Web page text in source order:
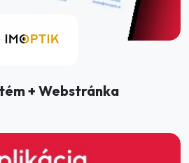
+ Webstránka